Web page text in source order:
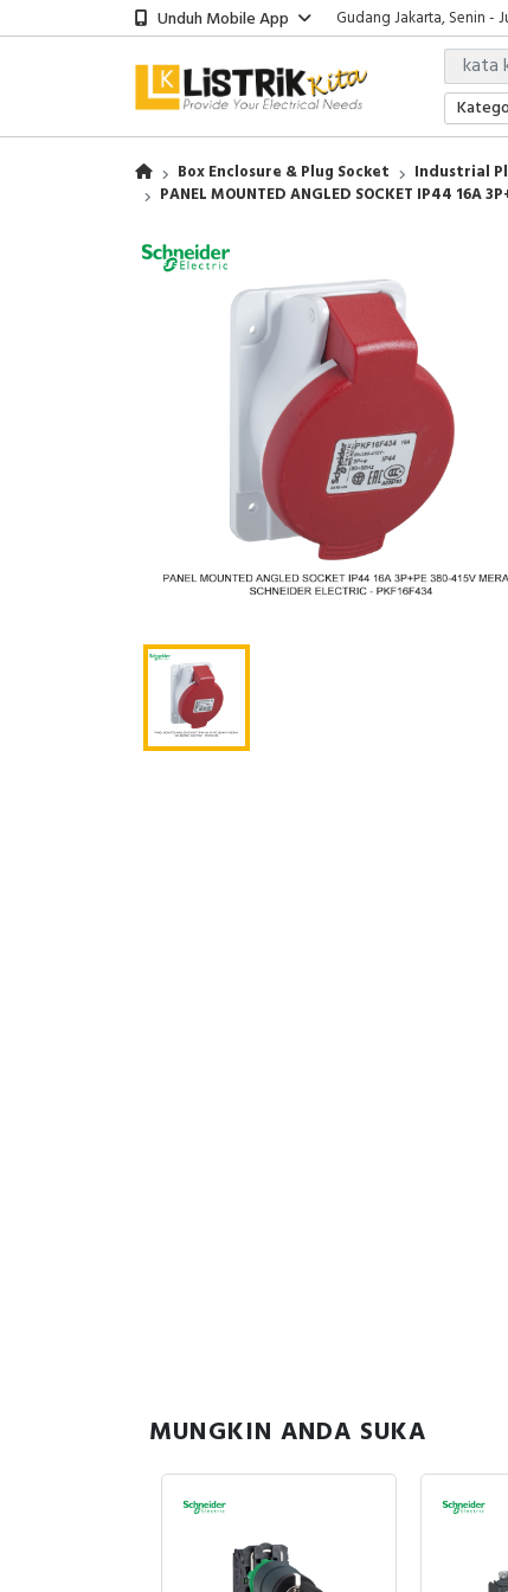
Unduh Mobile App
Gudang Jakarta, Senin -
Showroom Bali, Senin -
Kantor Jakarta, Senin -
Gudang Jakarta, Senin -
Showroom Bali, Senin -
Box Enclosure & Plug Socket Industrial
PANEL MOUNTED ANGLED SOCKET IP44 16A
MUNGKIN ANDA SUKA